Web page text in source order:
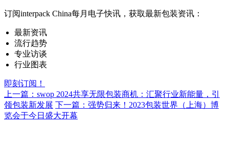
订阅interpack China每月电子快讯，获取最新包装资讯：
最新资讯
流行趋势
专业访谈
行业图表
即刻订阅！
上一篇：swop 2024共享无限包装商机：汇聚行业新能量，引
领包装新发展 下一篇：强势归来！2023包装世界（上海）博
览会于今日盛大开幕